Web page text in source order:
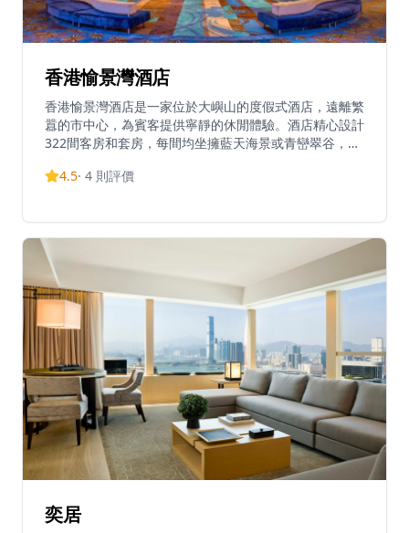
香港愉景灣酒店
香港愉景灣酒店是一家位於大嶼山的度假式酒店，遠離繁
囂的市中心，為賓客提供寧靜的休閒體驗。酒店精心設計
322間客房和套房，每間均坐擁藍天海景或青巒翠谷，讓
愉景灣，為世界各地的旅客提供探索香港綠洲的機會，同
露天雅座，讓來賓在柔和的海風下享用清新怡神的雞尾
酒、特飲和輕餐小吃。酒店適合希望在香港綠洲中尋求寧
靜度假體驗的旅客。
4.5· 4 則評價
奕居